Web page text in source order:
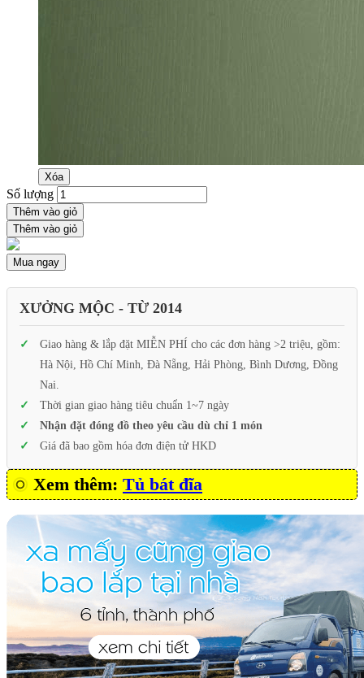
Xóa
Số lượng
Thêm vào giỏ
Thêm vào giỏ
Mua ngay
XƯỞNG MỘC - TỪ 2014
Giao hàng & lắp đặt MIỄN PHÍ cho các đơn hàng >2 triệu, gồm:
Hà Nội, Hồ Chí Minh, Đà Nẵng, Hải Phòng, Bình Dương, Đồng
Nai.
Thời gian giao hàng tiêu chuẩn 1~7 ngày
Nhận đặt đóng đồ theo yêu cầu dù chỉ 1 món
Giá đã bao gồm hóa đơn điện tử HKD
Xem thêm: Tủ bát đĩa